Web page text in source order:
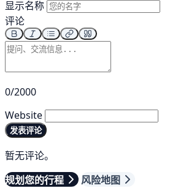
显示名称
评论
0/2000
Website
发表评论
暂无评论。
规划您的行程
风险地图